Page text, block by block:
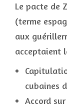
Le pacte de
(terme
aux
acceptaient
cubaines
Accord